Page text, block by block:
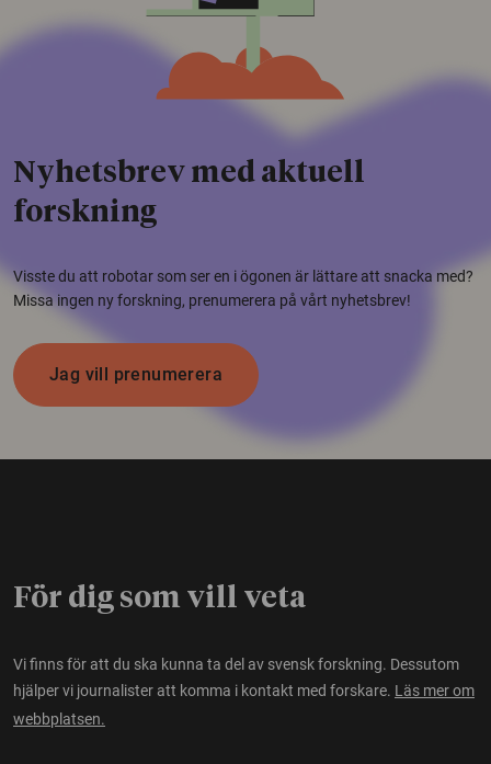
Nyhetsbrev med aktuell
forskning
Visste du att robotar som ser en i ögonen är lättare att snacka med?
Missa ingen ny forskning, prenumerera på vårt nyhetsbrev!
Jag vill prenumerera
För dig som vill veta
Vi finns för att du ska kunna ta del av svensk forskning. Dessutom
hjälper vi journalister att komma i kontakt med forskare. Läs mer om
webbplatsen.